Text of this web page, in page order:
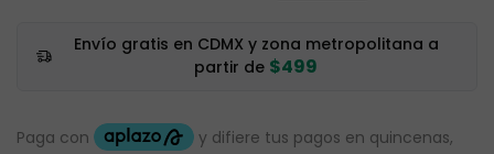
Envío gratis en CDMX y zona metropolitana a
partir de $499